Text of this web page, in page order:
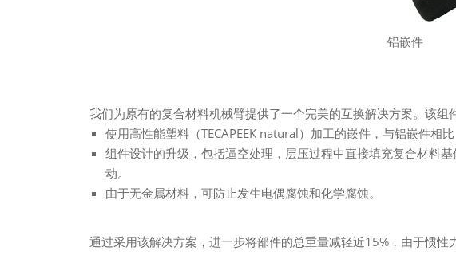
铝嵌件
我们为原有的复合材料机械臂提供了一个完美的互换解决方案。该组
使用高性能塑料（TECAPEEK natural）加工的嵌件，与铝嵌件相
组件设计的升级，包括逼空处理，层压过程中直接填充复合材料
动。
由于无金属材料，可防止发生电偶腐蚀和化学腐蚀。
通过采用该解决方案，进一步将部件的总重量减轻近15%，由于惯性